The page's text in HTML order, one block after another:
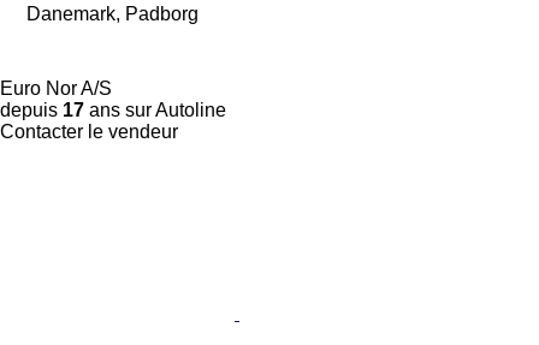
Danemark, Padborg
Euro Nor A/S
depuis 17 ans sur Autoline
Contacter le vendeur